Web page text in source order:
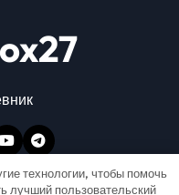
технологии, чтобы помочь
лучший пользовательский